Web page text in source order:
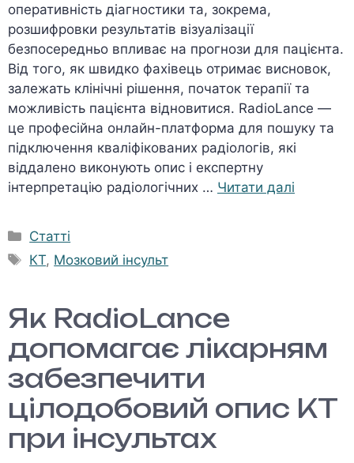
оперативність діагностики та, зокрема,
розшифровки результатів візуалізації
безпосередньо впливає на прогнози для пацієнта.
Від того, як швидко фахівець отримає висновок,
залежать клінічні рішення, початок терапії та
можливість пацієнта відновитися. RadioLance —
це професійна онлайн-платформа для пошуку та
підключення кваліфікованих радіологів, які
віддалено виконують опис і експертну
інтерпретацію радіологічних … Читати далі
Категорії
Статті
Позначки
КТ, Мозковий інсульт
Як RadioLance
допомагає лікарням
забезпечити
цілодобовий опис КТ
при інсультах